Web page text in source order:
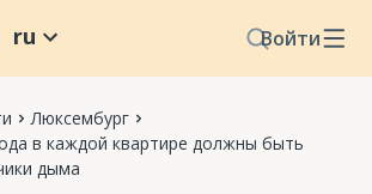
Войти
ru
Люксембург
в каждой квартире должны быть
дыма